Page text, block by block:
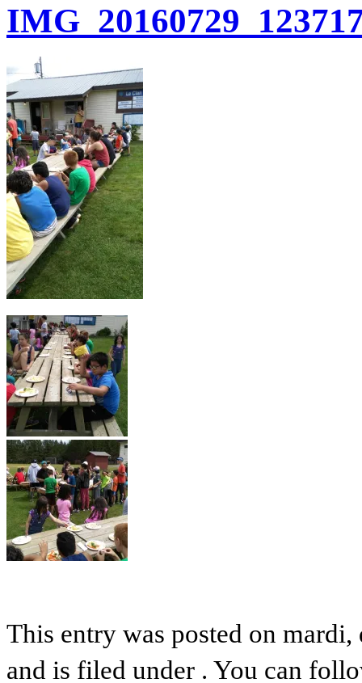
This entry was posted on
and is filed under . You can